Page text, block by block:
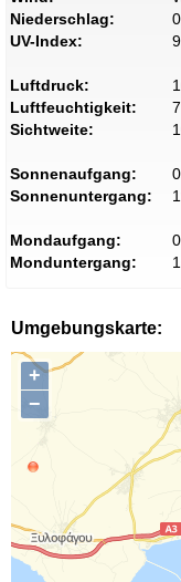
Niederschlag:
UV-Index:
Luftdruck:
Luftfeuchtigkeit:
Sichtweite:
Sonnenaufgang:
Sonnenuntergang:
Mondaufgang:
Monduntergang:
Umgebungskarte:
+
−